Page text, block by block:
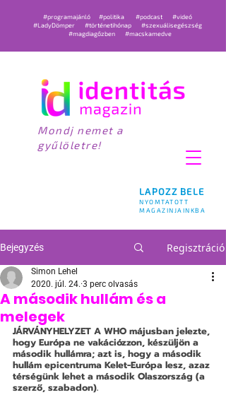
LAPOZZ BELE
NYOMTATOTT
MAGAZINJAINKBA
#programajánló #politika #podcast
#videó
#LadyDömper
#történetihónap
#szexuálisegészség
#magdiagőzben
#macskamedve
Mondj nemet a
gyűlöletre!
Bejegyzés Regisztráció
A második hullám és a
melegek
Simon Lehel
2020. júl. 24. 3 perc olvasás
JÁRVÁNYHELYZET A WHO májusban jelezte,
hogy Európa ne vakációzzon, készüljön a
második hullámra; azt is, hogy a második
hullám epicentruma Kelet-Európa lesz, azaz
térségünk lehet a második Olaszország (a
szerző, szabadon).